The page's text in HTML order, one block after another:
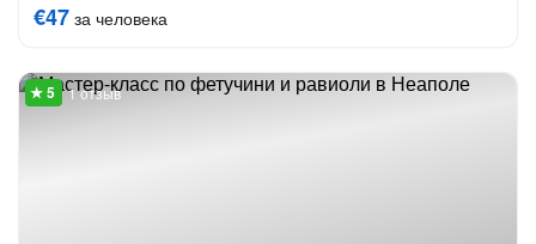
€47 за человека
1 отзыв